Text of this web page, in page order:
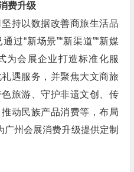
费升级
持以数据改善商旅生活品
过“新场景”“新渠道”“新媒
为会展企业打造标准化服
遇服务，并聚焦大文商旅
旅游、守护非遗文创、传
动民族产品消费等，布局
广州会展消费升级提供定制